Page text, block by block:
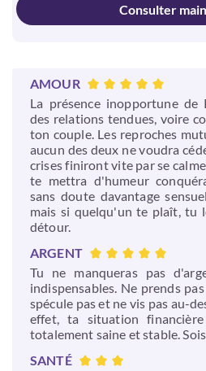
Consulter
AMOUR
La présence inopportune de
des relations tendues, voire
ton couple. Les reproches
aucun des deux ne voudra
crises finiront vite par se
te mettra d'humeur
sans doute davantage
mais si quelqu'un te plaît, tu
détour.
ARGENT
Tu ne manqueras pas
indispensables. Ne prends
spécule pas et ne vis pas au-
effet, ta situation
totalement saine et stable.
SANTÉ